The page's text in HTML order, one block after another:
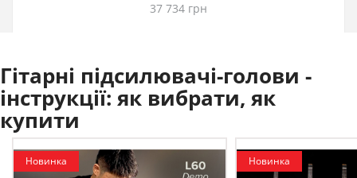
37 734 грн
Гітарні підсилювачі-голови -
інструкції: як вибрати, як
купити
Новинка Новинка